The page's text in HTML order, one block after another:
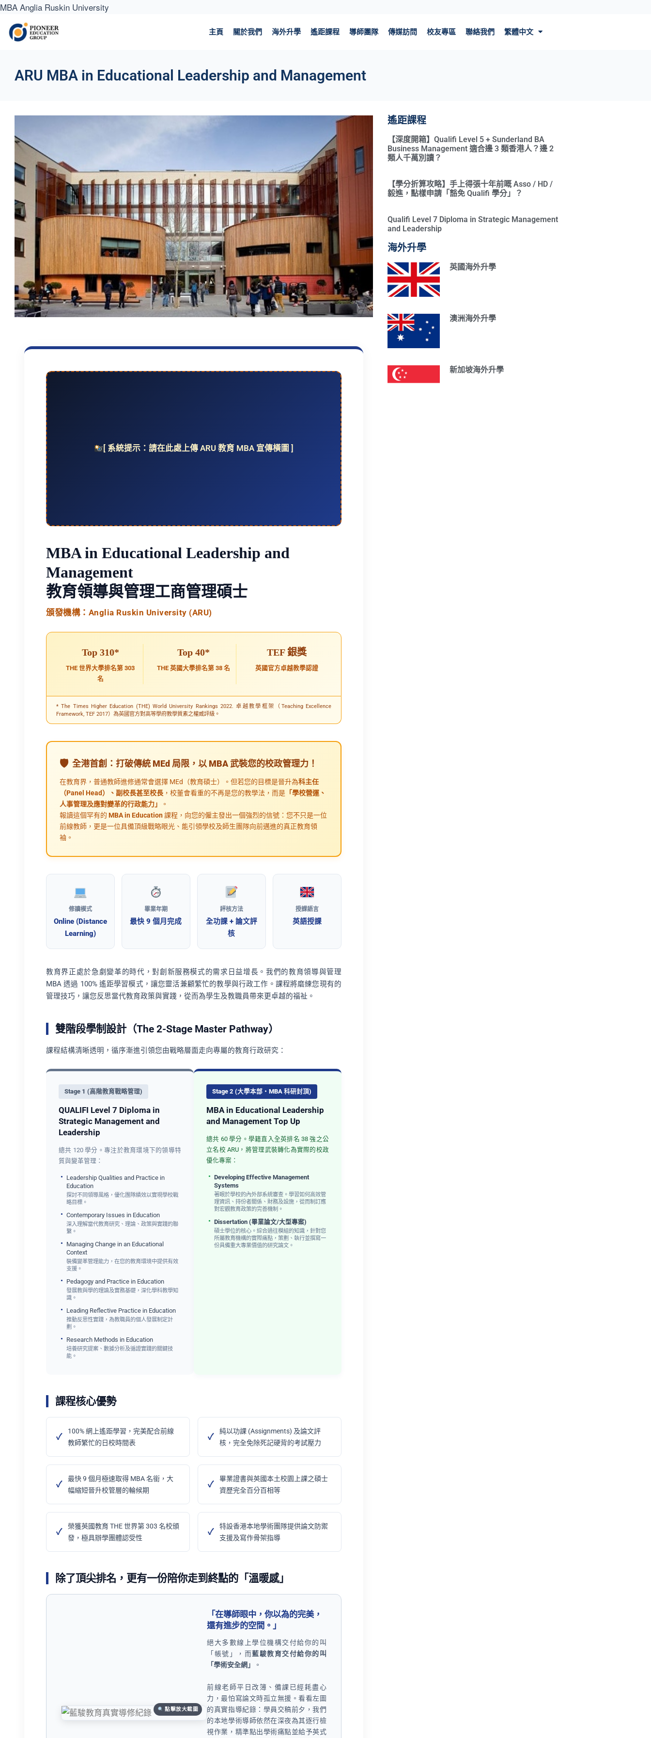
MBA Anglia Ruskin University
主頁 關於我們 海外升學 遙距課程 導師團隊 傳媒訪問 校友專區 聯絡我們 繁體中文
ARU MBA in Educational Leadership and Management
[ 系統提示：請在此處上傳 ARU 教育 MBA 宣傳橫圖 ]
MBA in Educational Leadership and
Management
教育領導與管理工商管理碩士
頒發機構：Anglia Ruskin University (ARU)
Top 310*
THE 世界大學排名第 303
名
Top 40*
THE 英國大學排名第 38 名
TEF 銀獎
英國官方卓越教學認證
* The Times Higher Education (THE) World University Rankings 2022. 卓越教學框架（Teaching Excellence
Framework, TEF 2017）為英國官方對高等學府教學質素之權威評級。
全港首創：打破傳統 MEd 局限，以 MBA 武裝您的校政管理力！
在教育界，普通教師進修通常會選擇 MEd（教育碩士）。但若您的目標是晉升為科主任
（Panel Head）、副校長甚至校長 ，校董會看重的不再是您的教學法，而是 「學校營運、
人事管理及應對變革的行政能力」
。
報讀這個罕有的 MBA in Education課程，向您的僱主發出一個強烈的信號：您不只是一位
前線教師，更是一位具備頂級戰略眼光、能引領學校及師生團隊向前邁進的真正教育領
袖。
修讀模式
Online (Distance
Learning)
畢業年期
最快 9 個月完成
評核方法
全功課 + 論文評
核
授課語言
英語授課
教育界正處於急劇變革的時代，對創新服務模式的需求日益增長。我們的教育領導與管理
MBA 透過 100% 遙距學習模式，讓您靈活兼顧繁忙的教學與行政工作。課程將磨練您現有的
管理技巧，讓您反思當代教育政策與實踐，從而為學生及教職員帶來更卓越的福祉。
雙階段學制設計（The 2-Stage Master Pathway）
課程結構清晰透明，循序漸進引領您由戰略層面走向專屬的教育行政研究：
Stage 1 (高階教育戰略管理)
QUALIFI Level 7 Diploma in
Strategic Management and
Leadership
總共 120 學分。專注於教育環境下的領導特
質與變革管理：
Leadership Qualities and Practice in
Education
探討不同領導風格，優化團隊績效以實現學校戰
略目標。
Contemporary Issues in Education
深入理解當代教育研究、理論、政策與實踐的聯
繫。
Managing Change in an Educational
Context
裝備變革管理能力，在您的教育環境中提供有效
支援。
Pedagogy and Practice in Education
發展教與學的理論及實務基礎，深化學科教學知
識。
Leading Reflective Practice in Education
推動反思性實踐，為教職員的個人發展制定計
劃。
Research Methods in Education
培養研究提案、數據分析及循證實踐的關鍵技
能。
Stage 2 (大學本部・MBA 科研封頂)
MBA in Educational Leadership
and Management Top Up
總共 60 學分。學籍直入全英排名 38 強之公
立名校 ARU，將管理武裝轉化為實際的校政
優化專案：
Developing Effective Management
Systems
著眼於學校的內外部系統審查。學習如何高效管
理資訊、持份者關係、財務及設施，從而制訂應
對宏觀教育政策的完善機制。
Dissertation (畢業論文/大型專案)
碩士學位的核心。綜合過往模組的知識，針對您
所屬教育機構的實際痛點，策劃、執行並撰寫一
份具備重大專業價值的研究論文。
課程核心優勢
100% 網上遙距學習，完美配合前線
教師繁忙的日校時間表
純以功課 (Assignments) 及論文評
核，完全免除死記硬背的考試壓力
最快 9 個月極速取得 MBA 名銜，大
幅縮短晉升校管層的輪候期
畢業證書與英國本土校園上課之碩士
資歷完全百分百相等
榮獲英國教育 THE 世界第 303 名校頒
發，極具辦學團體認受性
特設香港本地學術團隊提供論文防禦
支援及寫作骨架指導
除了頂尖排名，更有一份陪你走到終點的「溫暖感」
點擊放大截圖
「在導師眼中，你以為的完美，
還有進步的空間。」
絕大多數線上學位機構交付給你的叫
「帳號」，而藍駿教育交付給你的叫
「學術安全網」
。
前線老師平日改簿、備課已經耗盡心
力，最怕寫論文時孤立無援。看看左圖
的真實指導紀錄：學員交稿前夕，我們
的本地學術導師依然在深夜為其逐行檢
視作業，精準點出學術痛點並給予英式
遙距課程
【深度開箱】Qualifi Level 5 + Sunderland BA
Business Management 適合邊 3 類香港人？邊 2
類人千萬別讀？
【學分折算攻略】手上得張十年前嘅 Asso / HD /
毅進，點樣申請「豁免 Qualifi 學分」？
Qualifi Level 7 Diploma in Strategic Management
and Leadership
海外升學
英國海外升學
澳洲海外升學
新加坡海外升學